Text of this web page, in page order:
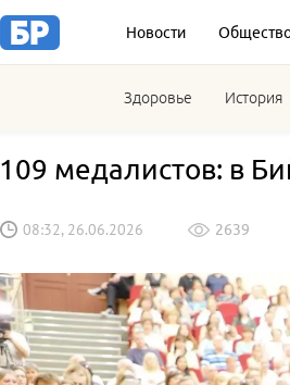
Новости
Здоровье История
109 медалистов: в
08:32, 26.06.2026 2639